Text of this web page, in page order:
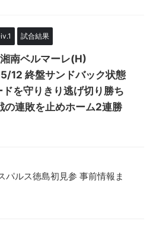
試合結果
南ベルマーレ(H)
12 終盤サンドバック状態
を守りきり逃げ切り勝ち
の連敗を止めホーム2連勝
パルス徳島初見参 事前情報ま